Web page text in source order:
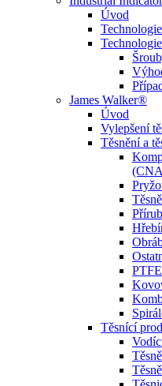
Úvod
James Walker®
Úvod
Vylepšení
Těsnění a
Těsnící